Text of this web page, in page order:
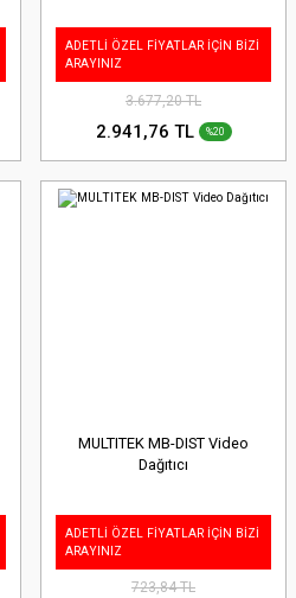
ADETLİ ÖZEL FİYATLAR İÇİN BİZİ
ARAYINIZ
3.677,20 TL
2.941,76 TL %20
MULTITEK MB-DIST Video
Dağıtıcı
ADETLİ ÖZEL FİYATLAR İÇİN BİZİ
ARAYINIZ
723,84 TL